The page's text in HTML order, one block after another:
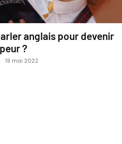
anglais pour devenir
?
19 mai 2022